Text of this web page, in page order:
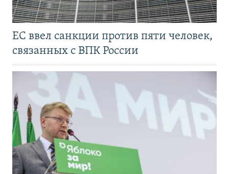
ЕС ввел санкции против пяти человек,
связанных с ВПК России